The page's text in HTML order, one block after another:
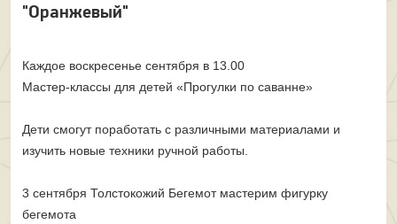
"Оранжевый"
Каждое воскресенье сентября в 13.00
Мастер-классы для детей «Прогулки по саванне»
Дети смогут поработать с различными материалами и
изучить новые техники ручной работы.
3 сентября Толстокожий Бегемот мастерим фигурку
бегемота